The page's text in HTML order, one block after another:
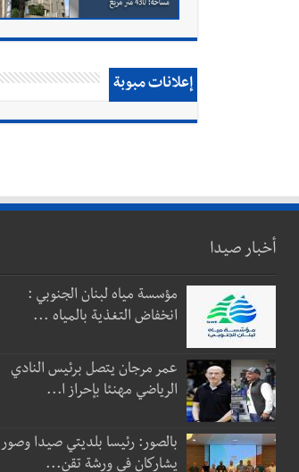
إعلانات مبوبة
أخبار صيدا
مؤسسة مياه لبنان الجنوبي :
انخفاض التغذية بالمياه ...
عمر مرجان يتصل برئيس النادي
الرياضي مهنئا بإحراز ا...
بالصور: رئيسا بلديتي صيدا وصور
يشاركان في ورشة تقن...